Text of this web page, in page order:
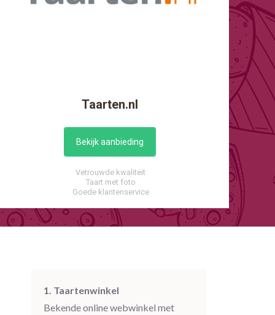
Taarten.nl
Bekijk aanbieding
Vetrouwde kwaliteit
Taart met foto
Goede klantenservice
1. Taartenwinkel
Bekende online webwinkel met